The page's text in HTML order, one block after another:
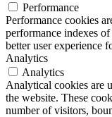
Performance
Performance cookies
performance indexes
better user experience
Analytics
Analytics
Analytical cookies are
the website. These
number of visitors,